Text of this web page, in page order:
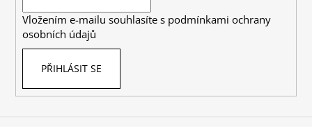
Vložením e-mailu souhlasíte s podmínkami ochrany
osobních údajů
PŘIHLÁSIT SE